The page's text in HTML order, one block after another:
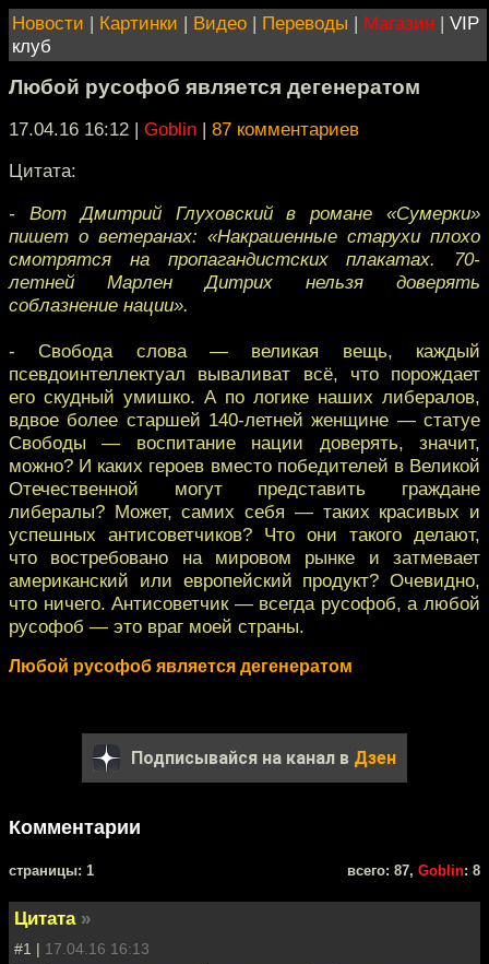
Новости | Картинки | Видео | Переводы | Магазин | VIP
клуб
Любой русофоб является дегенератом
17.04.16 16:12 | Goblin | 87 комментариев
Цитата:
- Вот Дмитрий Глуховский в романе «Сумерки»
пишет о ветеранах: «Накрашенные старухи плохо
смотрятся на пропагандистских плакатах. 70-
летней Марлен Дитрих нельзя доверять
соблазнение нации».
- Свобода слова — великая вещь, каждый
псевдоинтеллектуал вываливат всё, что порождает
его скудный умишко. А по логике наших либералов,
вдвое более старшей 140-летней женщине — статуе
Свободы — воспитание нации доверять, значит,
можно? И каких героев вместо победителей в Великой
Отечественной могут представить граждане
либералы? Может, самих себя — таких красивых и
успешных антисоветчиков? Что они такого делают,
что востребовано на мировом рынке и затмевает
американский или европейский продукт? Очевидно,
что ничего. Антисоветчик — всегда русофоб, а любой
русофоб — это враг моей страны.
Любой русофоб является дегенератом
Подписывайся на канал в Дзен
Комментарии
cтраницы: 1 всего: 87, Goblin: 8
Цитата »
#1 | 17.04.16 16:13